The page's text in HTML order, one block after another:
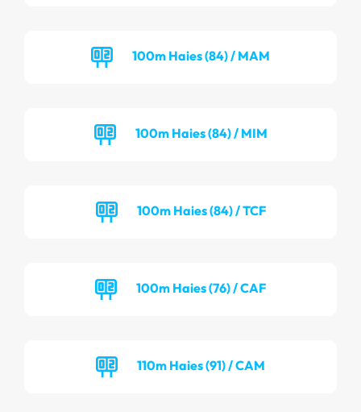
100m Haies (84) / MAM
100m Haies (84) / MIM
100m Haies (84) / TCF
100m Haies (76) / CAF
110m Haies (91) / CAM